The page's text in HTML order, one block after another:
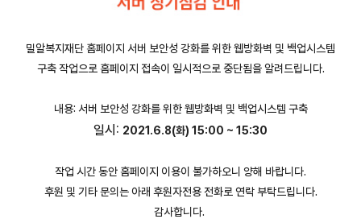
밀알복지재단 홈페이지 서버 보안성 강화를 위한 웹방화벽 및 백업시스템
구축 작업으로 홈페이지 접속이 일시적으로 중단됨을 알려드립니다.
내용: 서버 보안성 강화를 위한 웹방화벽 및 백업시스템 구축
일시: 2021.6.8(화) 15:00 ~ 15:30
작업 시간 동안 홈페이지 이용이 불가하오니 양해 바랍니다.
후원 및 기타 문의는 아래 후원자전용 전화로 연락 부탁드립니다.
감사합니다.